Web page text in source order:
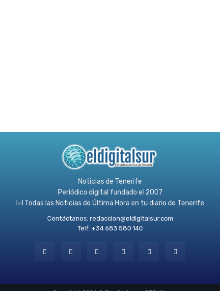
Noticias de Tenerife
Periódico digital fundado el 2007
l≡l Todas las Noticias de Última Hora en tu diario de Tenerife
Contáctanos: redaccion@eldigitalsur.com
Telf: +34 683 580 140